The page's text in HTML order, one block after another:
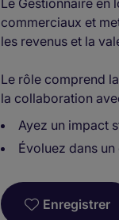
Le Gestionnaire
commerciaux et
les revenus et la
Le rôle comprend
la collaboration
Ayez un impact
Évoluez dans
Enregistrer